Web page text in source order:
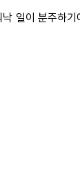
일이 분주하기